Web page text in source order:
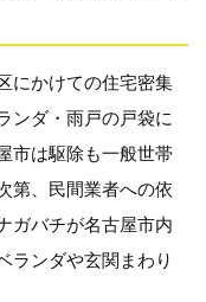
にかけての住宅密集
ンダ・雨戸の戸袋に
市は駆除も一般世帯
第、民間業者への依
ガバチが名古屋市内
ランダや玄関まわり